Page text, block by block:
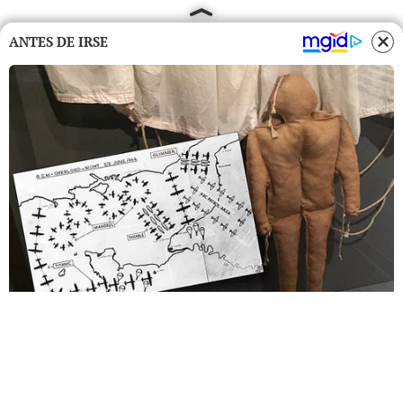
ANTES DE IRSE